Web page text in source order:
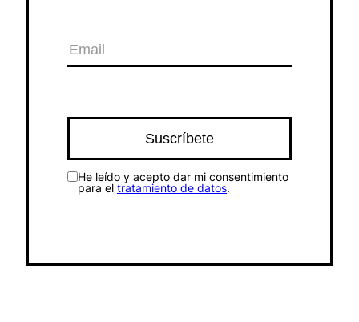
He leído y acepto dar mi consentimiento
para el tratamiento de datos.